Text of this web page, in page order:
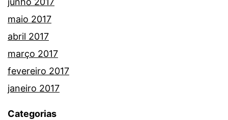
maio 2017
abril 2017
março 2017
fevereiro 2017
janeiro 2017
Categorias